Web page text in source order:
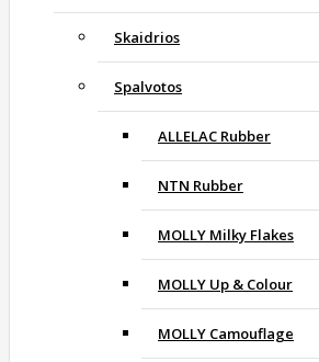
Skaidrios
Spalvotos
ALLELAC Rubber
NTN Rubber
MOLLY Milky Flakes
MOLLY Up & Colour
MOLLY Camouflage